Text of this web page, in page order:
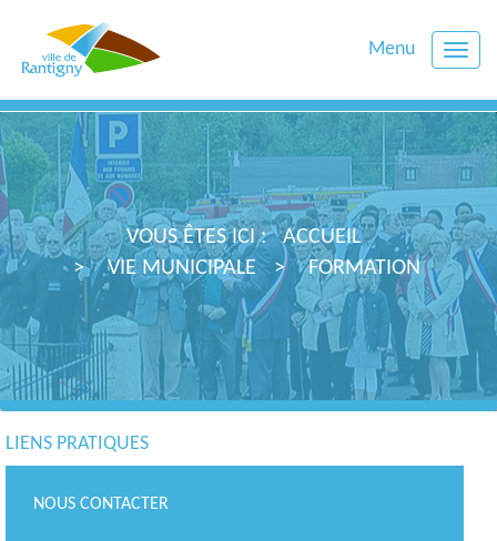
Toggle
Menu
VOUS ÊTES ICI :
ACCUEIL
VIE MUNICIPALE
FORMATION
LIENS PRATIQUES
NOUS CONTACTER